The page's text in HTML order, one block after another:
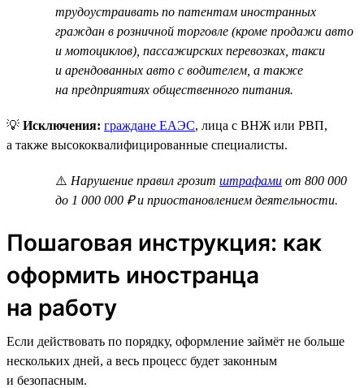
трудоустраивать по патентам иностранных
граждан в розничной торговле (кроме продажи авто
и мотоциклов), пассажирских перевозках, такси
и арендованных авто с водителем, а также
на предприятиях общественного питания.
💡 Исключения: граждане ЕАЭС, лица с ВНЖ или РВП,
а также высококвалифицированные специалисты.
⚠️ Нарушение правил грозит штрафами от 800 000
до 1 000 000 ₽ и приостановлением деятельности.
Пошаговая инструкция: как
оформить иностранца
на работу
Если действовать по порядку, оформление займёт не больше
нескольких дней, а весь процесс будет законным
и безопасным.